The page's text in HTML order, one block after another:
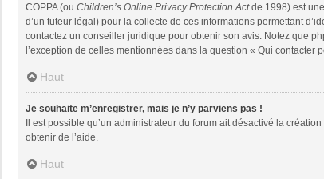
COPPA (ou Children’s Online Privacy Protection Actde 1998) est
d’un tuteur légal) pour la collecte de ces informations permettant
contactez un conseiller juridique pour obtenir son avis. Notez que
l’exception de celles mentionnées dans la question « Qui
Haut
Je souhaite m’enregistrer, mais je n’y parviens pas !
Il est possible qu’un administrateur du forum ait désactivé la
obtenir de l’aide.
Haut